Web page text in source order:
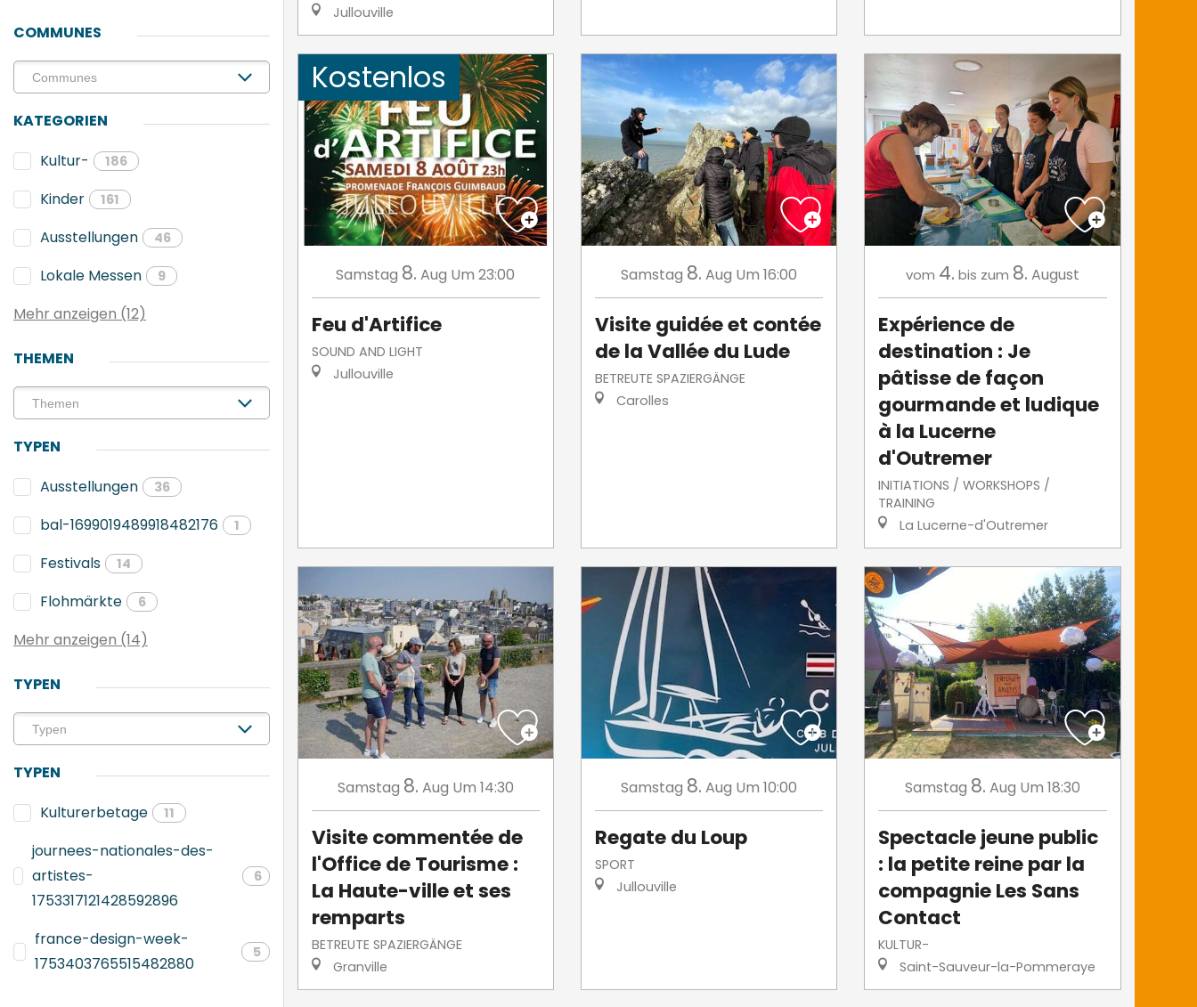
COMMUNES
KATEGORIEN
Kultur-
186
Kinder 161
Ausstellungen 46
Lokale Messen 9
Mehr anzeigen (12)
THEMEN
TYPEN
Ausstellungen
36
bal-1699019489918482176 1
Festivals 14
Flohmärkte 6
Mehr anzeigen (14)
TYPEN
TYPEN
Kulturerbetage
11
journees-nationales-des-
artistes-
1753317121428592896
6
france-design-week-
1753403765515482880
5
Jullouville
Kostenlos
Samstag 8. Aug Um 23:00
Feu d'Artifice
SOUND AND LIGHT
Jullouville
Samstag 8. Aug Um 16:00
Visite guidée et contée
de la Vallée du Lude
BETREUTE SPAZIERGÄNGE
Carolles
vom 4. bis zum 8. August
Expérience de
destination : Je
pâtisse de façon
gourmande et ludique
à la Lucerne
d'Outremer
INITIATIONS / WORKSHOPS /
TRAINING
La Lucerne-d'Outremer
Samstag 8. Aug Um 14:30
Visite commentée de
l'Office de Tourisme :
La Haute-ville et ses
remparts
BETREUTE SPAZIERGÄNGE
Granville
Samstag 8. Aug Um 10:00
Regate du Loup
SPORT
Jullouville
Samstag 8. Aug Um 18:30
Spectacle jeune public
: la petite reine par la
compagnie Les Sans
Contact
KULTUR-
Saint-Sauveur-la-Pommeraye